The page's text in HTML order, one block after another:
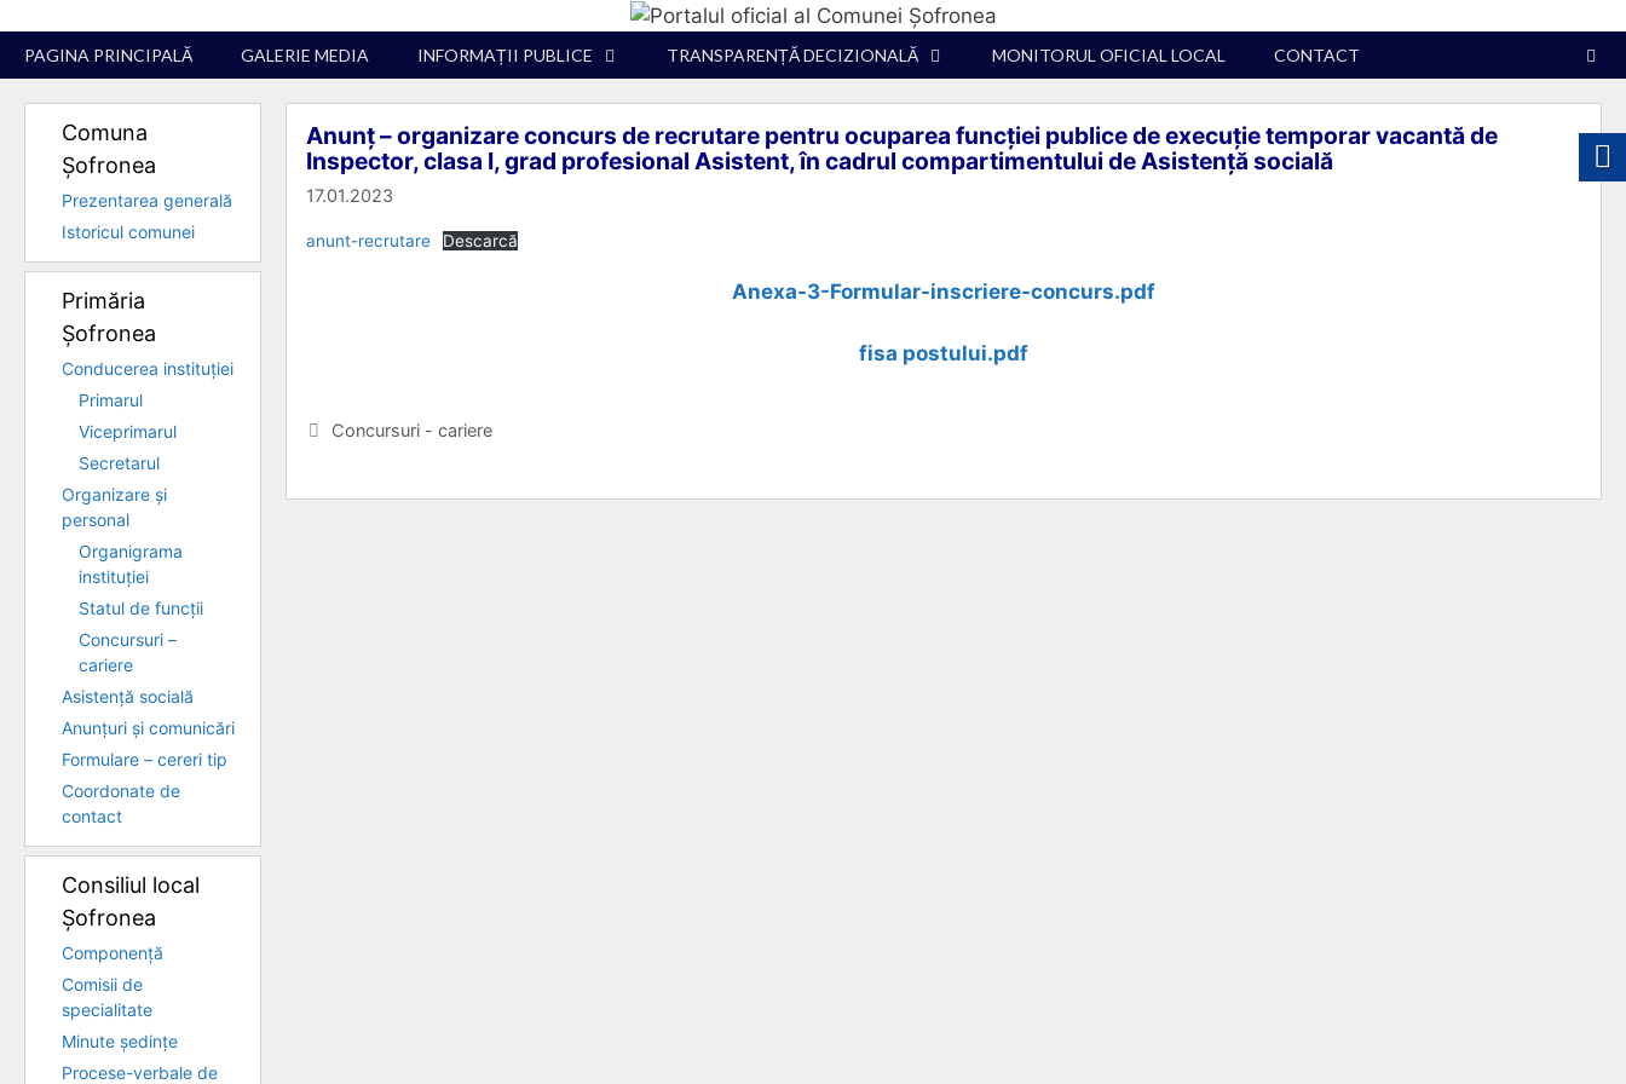
conținut
PAGINA PRINCIPALĂ GALERIE MEDIA INFORMAȚII PUBLICE TRANSPARENȚĂ DECIZIONALĂ MONITORUL OFICIAL LOCAL CONTACT
Anunț – organizare concurs de recrutare pentru ocuparea funcției publice de execuție temporar vacantă de
Inspector, clasa I, grad profesional Asistent, în cadrul compartimentului de Asistență socială
17.01.2023
anunt-recrutare Descarcă
Anexa-3-Formular-inscriere-concurs.pdf
fisa postului.pdf
Categorii
Concursuri - cariere
Comuna
Șofronea
Prezentarea generală
Istoricul comunei
Primăria
Șofronea
Conducerea instituției
Primarul
Viceprimarul
Secretarul
Organizare și
personal
Organigrama
instituției
Statul de funcții
Concursuri –
cariere
Asistență socială
Anunțuri și comunicări
Formulare – cereri tip
Coordonate de
contact
Consiliul local
Șofronea
Componență
Comisii de
specialitate
Minute ședințe
Procese-verbale de